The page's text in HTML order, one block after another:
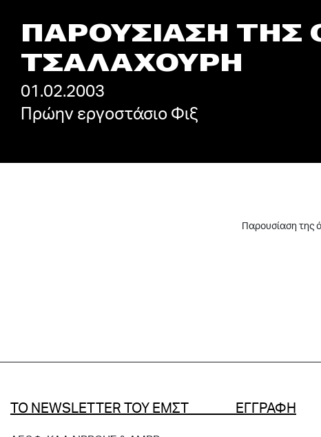
ΠΑΡΟΥΣΙΑΣΗ ΤΗΣ
ΤΣΑΛΑΧΟΥΡΗ
01.02.2003
Πρώην εργοστάσιο Φιξ
Παρουσίαση της
ΤΟ NEWSLETTER ΤΟΥ ΕΜΣΤ ΕΓΓΡΑΦΗ